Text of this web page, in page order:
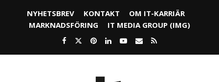
NYHETSBREV KONTAKT
OM IT-KARRIÄR
MARKNADSFÖRING
IT MEDIA GROUP (IMG)